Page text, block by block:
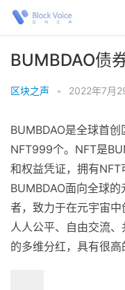
BUMBDAO债
区块之声 • 2022年7月
BUMBDAO是全球首
NFT999个。NFT是
和权益凭证，拥有NFT
BUMBDAO面向全球
者，致力于在元宇宙
人人公平、自由交流
的多维分红，具有很高